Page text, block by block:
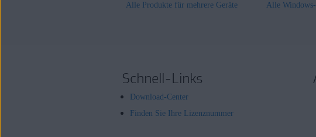
Alle Produkte für mehrere Geräte Alle
Schnell-Links
Download-Center
Finden Sie Ihre Lizenznummer